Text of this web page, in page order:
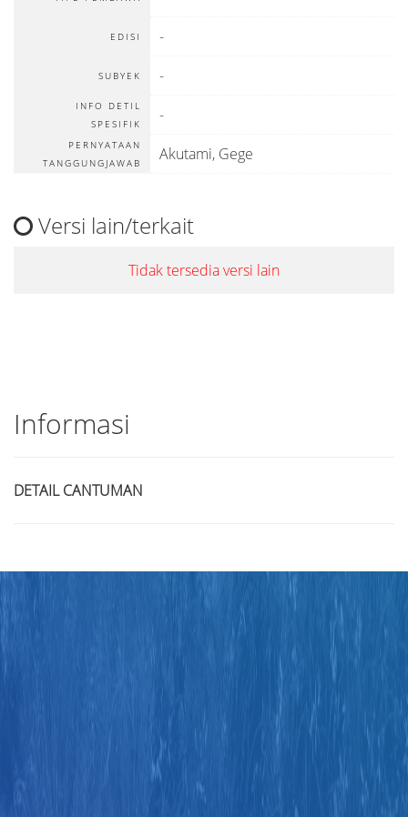
EDISI -
SUBYEK -
INFO DETIL
SPESIFIK
-
PERNYATAAN
TANGGUNGJAWAB
Akutami, Gege
Versi lain/terkait
Tidak tersedia versi lain
Informasi
DETAIL CANTUMAN
ISBN/ISSN